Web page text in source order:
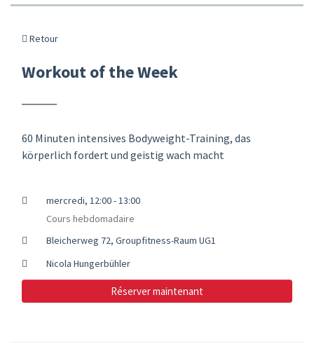
Retour
Workout of the Week
60 Minuten intensives Bodyweight-Training, das
körperlich fordert und geistig wach macht
mercredi, 12:00 - 13:00
Cours hebdomadaire
Bleicherweg 72, Groupfitness-Raum UG1
Nicola Hungerbühler
Réserver maintenant